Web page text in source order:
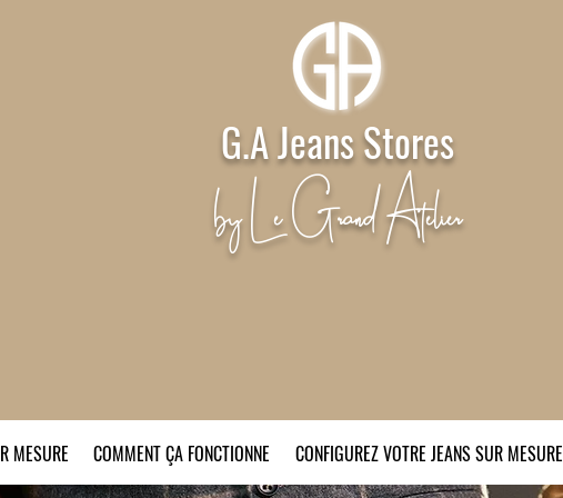
G.A Jeans Stores
by Le Grand Atelier
MESURE COMMENT ÇA FONCTIONNE CONFIGUREZ VOTRE JEANS SUR MESURE